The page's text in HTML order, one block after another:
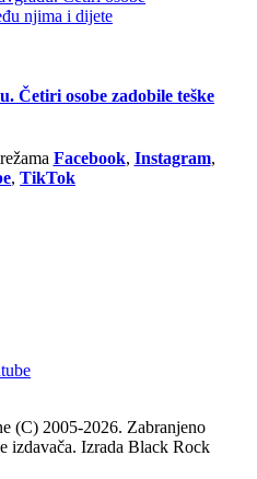
Četiri osobe zadobile teške
Facebook, Instagram,
, TikTok
(C) 2005-2026. Zabranjeno
izdavača. Izrada Black Rock